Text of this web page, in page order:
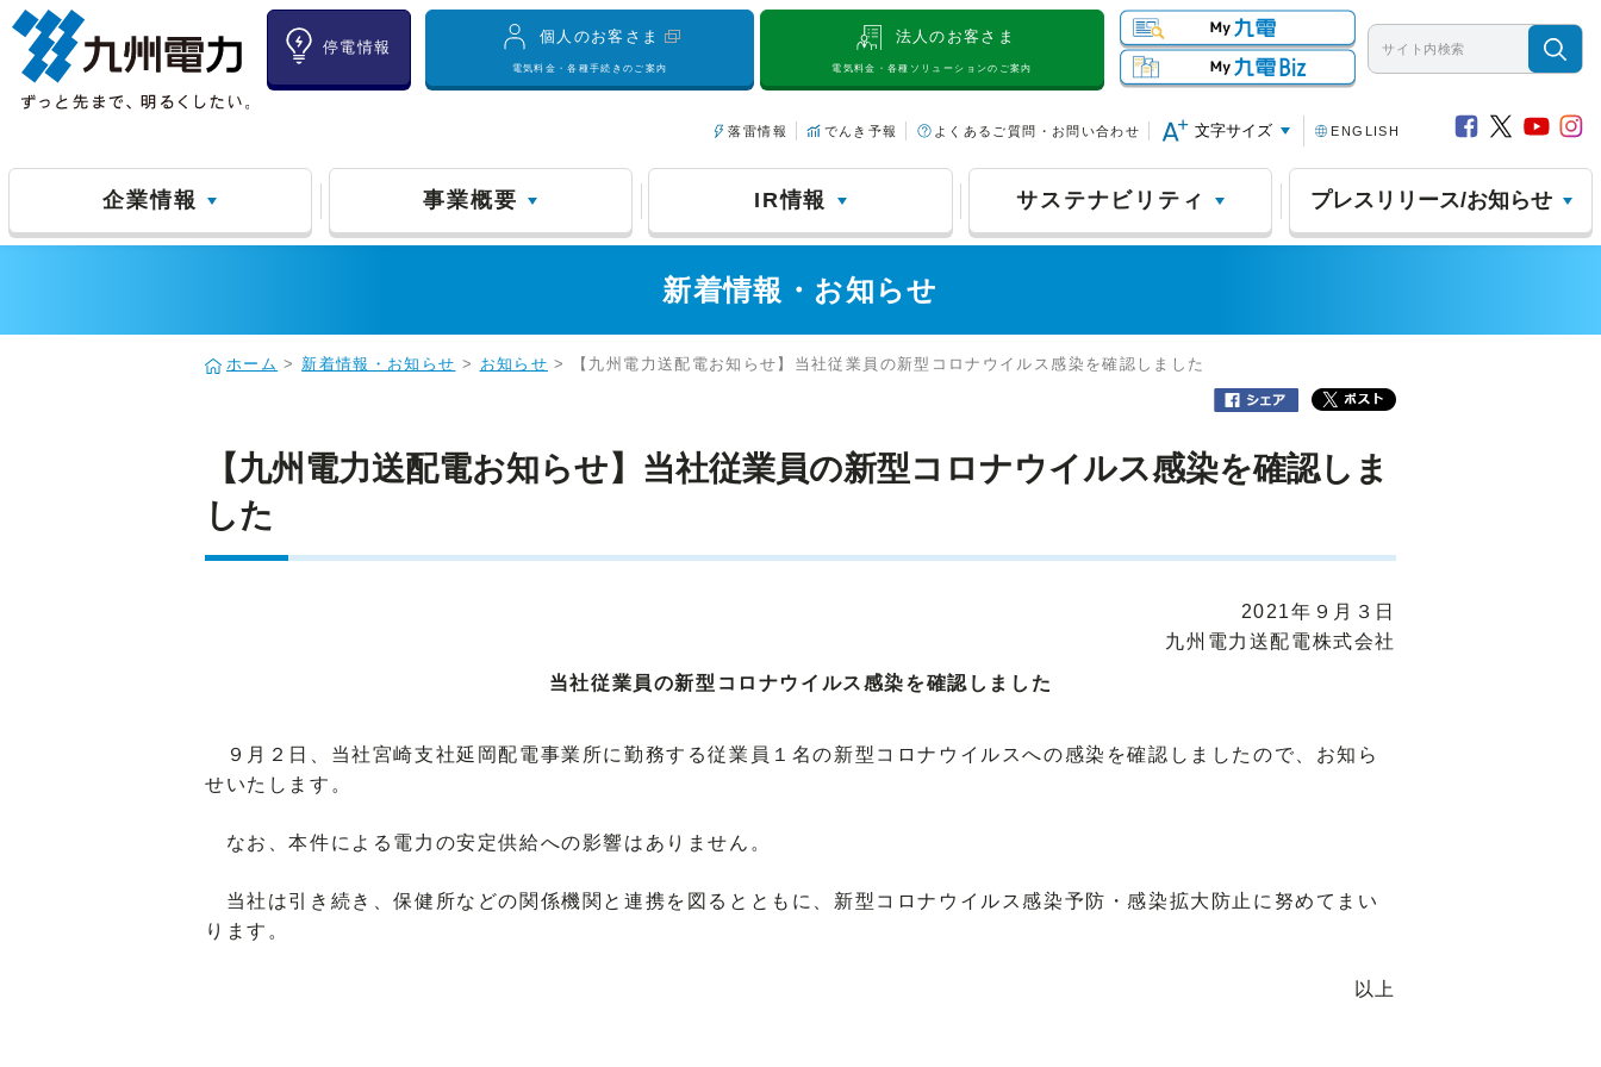
停電情報
個人のお客さま
電気料金・各種手続きのご案内
法人のお客さま
電気料金・各種ソリューションのご案内
落雷情報 でんき予報 よくあるご質問・お問い合わせ 文字サイズ ENGLISH
企業情報 事業概要 IR情報 サステナビリティ プレスリリース/お知らせ
新着情報・お知らせ
ホーム > 新着情報・お知らせ > お知らせ > 【九州電力送配電お知らせ】当社従業員の新型コロナウイルス感染を確認しました
【九州電力送配電お知らせ】当社従業員の新型コロナウイルス感染を確認しま
した
2021年９月３日
九州電力送配電株式会社
当社従業員の新型コロナウイルス感染を確認しました
９月２日、当社宮崎支社延岡配電事業所に勤務する従業員１名の新型コロナウイルスへの感染を確認しましたので、お知ら
せいたします。
なお、本件による電力の安定供給への影響はありません。
当社は引き続き、保健所などの関係機関と連携を図るとともに、新型コロナウイルス感染予防・感染拡大防止に努めてまい
ります。
以上